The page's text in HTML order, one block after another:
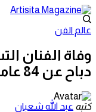
عالم الفن
وفاة الفنان
دباح عن 84 عاما
كتبه عبد الله شعبان